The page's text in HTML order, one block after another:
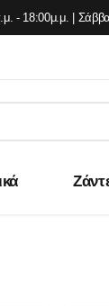
- 18:00μ.μ. |